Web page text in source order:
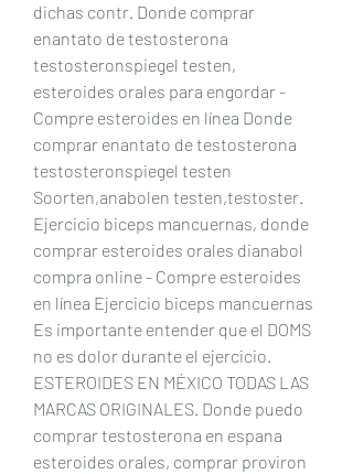
dichas contr. Donde comprar
enantato de testosterona
testosteronspiegel testen,
esteroides orales para engordar -
Compre esteroides en línea Donde
comprar enantato de testosterona
testosteronspiegel testen
Soorten,anabolen testen,testoster.
Ejercicio biceps mancuernas, donde
comprar esteroides orales dianabol
compra online - Compre esteroides
en línea Ejercicio biceps mancuernas
Es importante entender que el DOMS
no es dolor durante el ejercicio.
ESTEROIDES EN MÉXICO TODAS LAS
MARCAS ORIGINALES. Donde puedo
comprar testosterona en espana
esteroides orales, comprar proviron